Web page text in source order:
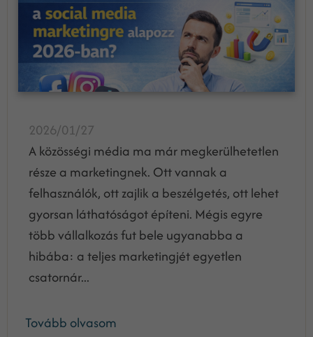
2026/01/27
A közösségi média ma már megkerülhetetlen
része a marketingnek. Ott vannak a
felhasználók, ott zajlik a beszélgetés, ott lehet
gyorsan láthatóságot építeni. Mégis egyre
több vállalkozás fut bele ugyanabba a
hibába: a teljes marketingjét egyetlen
csatornár...
Tovább olvasom